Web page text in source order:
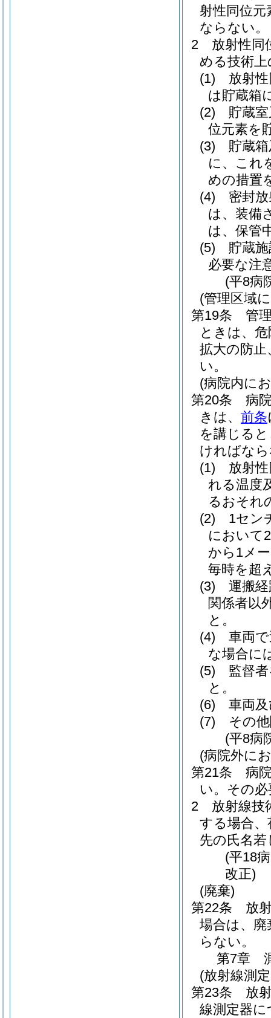
射性同位
ならない。
2
放射性同
める技術
(1)
放射
は貯蔵箱
(2)
貯蔵
位元素を
(3)
貯蔵
に、これ
めの措置
(4)
密封
は、装備
は、保管
(5)
貯蔵
必要な注
(平8病
(管理区域
第19条
管
ときは、
拡大の防
い。
(病院内に
第20条
病
きは、 前条
を講じる
ければな
(1)
放射
れる温度
るおそれ
(2)
1セン
において
から1メ
毎時を超
(3)
運搬
関係者以
と。
(4)
車両
な場合に
(5)
監督
と。
(6)
車両
(7)
その
(平8病
(病院外に
第21条
病
い。 その
2
放射線技
する場合
先の氏名
(平18
改正)
(廃棄)
第22条
放
場合は、
らない。
第7章
(放射線測
第23条
放
線測定器